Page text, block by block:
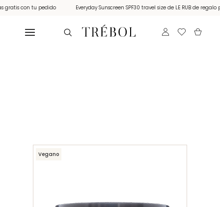
con tu pedido Everyday Sunscreen SPF30 travel size de LE RUB de regalo
Vegano